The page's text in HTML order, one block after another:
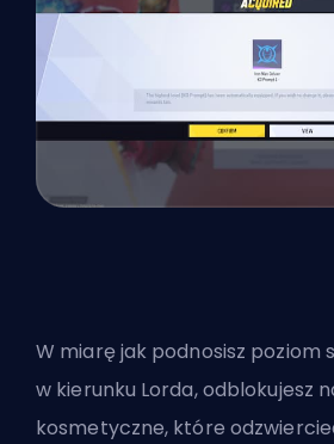
W miarę jak podnosisz poziom
w kierunku Lorda, odblokujesz
kosmetyczne, które